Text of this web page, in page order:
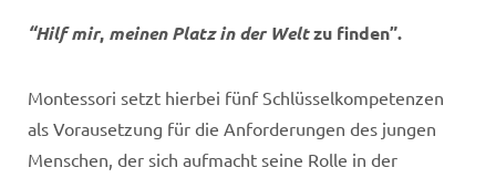
“Hilf mir, meinen Platz in der Weltzu finden”.
Montessori setzt hierbei fünf Schlüsselkompetenzen
als Vorausetzung für die Anforderungen des jungen
Menschen, der sich aufmacht seine Rolle in der